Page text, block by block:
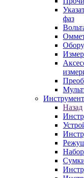
фаз
Инструмент
Назад